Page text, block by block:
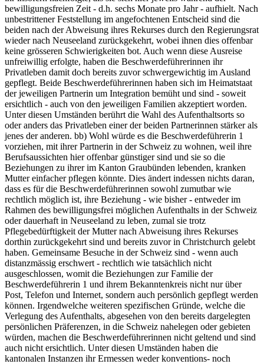
bewilligungsfreien Zeit - d.h. sechs Monate pro Jahr - aufhielt. Nach
unbestrittener Feststellung im angefochtenen Entscheid sind die
beiden nach der Abweisung ihres Rekurses durch den Regierungsrat
wieder nach Neuseeland zurückgekehrt, wobei ihnen dies offenbar
keine grösseren Schwierigkeiten bot. Auch wenn diese Ausreise
unfreiwillig erfolgte, haben die Beschwerdeführerinnen ihr
Privatleben damit doch bereits zuvor schwergewichtig im Ausland
gepflegt. Beide Beschwerdeführerinnen haben sich im Heimatstaat
der jeweiligen Partnerin um Integration bemüht und sind - soweit
ersichtlich - auch von den jeweiligen Familien akzeptiert worden.
Unter diesen Umständen berührt die Wahl des Aufenthaltsorts so
oder anders das Privatleben einer der beiden Partnerinnen stärker als
jenes der anderen. bb) Wohl würde es die Beschwerdeführerin 1
vorziehen, mit ihrer Partnerin in der Schweiz zu wohnen, weil ihre
Berufsaussichten hier offenbar günstiger sind und sie so die
Beziehungen zu ihrer im Kanton Graubünden lebenden, kranken
Mutter einfacher pflegen könnte. Dies ändert indessen nichts daran,
dass es für die Beschwerdeführerinnen sowohl zumutbar wie
rechtlich möglich ist, ihre Beziehung - wie bisher - entweder im
Rahmen des bewilligungsfrei möglichen Aufenthalts in der Schweiz
oder dauerhaft in Neuseeland zu leben, zumal sie trotz
Pflegebedürftigkeit der Mutter nach Abweisung ihres Rekurses
dorthin zurückgekehrt sind und bereits zuvor in Christchurch gelebt
haben. Gemeinsame Besuche in der Schweiz sind - wenn auch
distanzmässig erschwert - rechtlich wie tatsächlich nicht
ausgeschlossen, womit die Beziehungen zur Familie der
Beschwerdeführerin 1 und ihrem Bekanntenkreis nicht nur über
Post, Telefon und Internet, sondern auch persönlich gepflegt werden
können. Irgendwelche weiteren spezifischen Gründe, welche die
Verlegung des Aufenthalts, abgesehen von den bereits dargelegten
persönlichen Präferenzen, in die Schweiz nahelegen oder gebieten
würden, machen die Beschwerdeführerinnen nicht geltend und sind
auch nicht ersichtlich. Unter diesen Umständen haben die
kantonalen Instanzen ihr Ermessen weder konventions- noch